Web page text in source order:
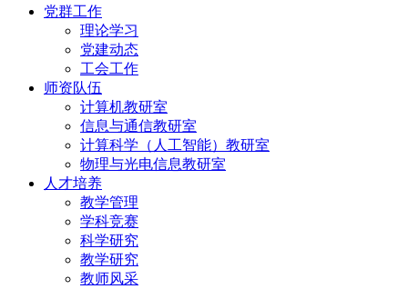
党群工作
理论学习
党建动态
工会工作
师资队伍
计算机教研室
信息与通信教研室
计算科学（人工智能）教研室
物理与光电信息教研室
人才培养
教学管理
学科竞赛
科学研究
教学研究
教师风采